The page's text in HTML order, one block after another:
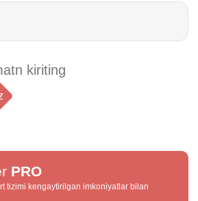
PRO
tizimi kengaytirilgan imkoniyatlar bilan